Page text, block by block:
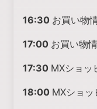
16:30 お買い物
17:00 お買い物
17:30 MXショッ
18:00 MXショッ